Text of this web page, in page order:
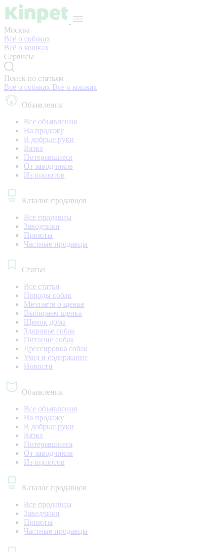
Москва
Всё о собаках
Всё о кошках
Сервисы
Поиск по статьям
Всё о собаках Всё о кошках
Объявления
Все объявления
На продажу
В добрые руки
Вязка
Потерявшиеся
От заводчиков
Из приютов
Каталог продавцов
Все продавцы
Заводчики
Приюты
Частные продавцы
Статьи
Все статьи
Породы собак
Мечтаете о щенке
Выбираем щенка
Щенок дома
Здоровье собак
Питание собак
Дрессировка собак
Уход и содержание
Новости
Объявления
Все объявления
На продажу
В добрые руки
Вязка
Потерявшиеся
От заводчиков
Из приютов
Каталог продавцов
Все продавцы
Заводчики
Приюты
Частные продавцы